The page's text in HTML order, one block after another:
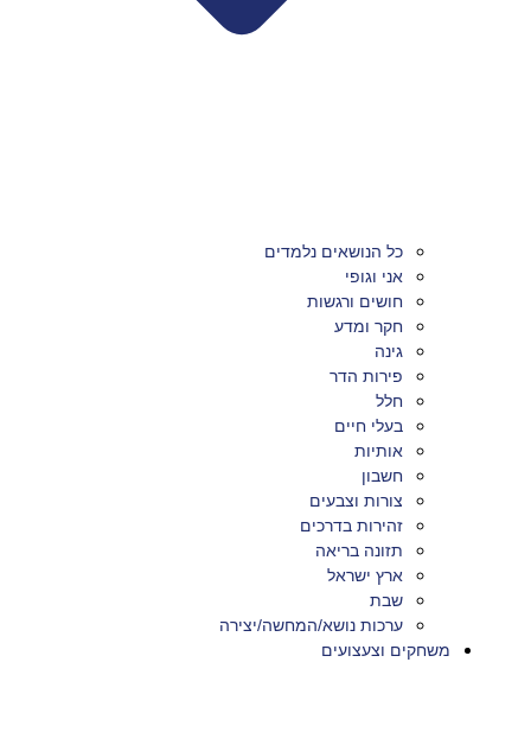
כל הנושאים נלמדים
אני וגופי
חושים ורגשות
חקר ומדע
גינה
פירות הדר
חלל
בעלי חיים
אותיות
חשבון
צורות וצבעים
זהירות בדרכים
תזונה בריאה
ארץ ישראל
שבת
ערכות נושא/המחשה/יצירה
משחקים וצעצועים